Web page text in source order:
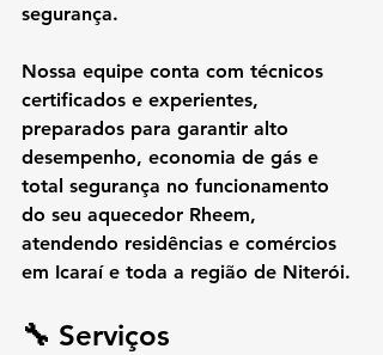
segurança.
Nossa equipe conta com técnicos
certificados e experientes,
preparados para garantir alto
desempenho, economia de gás e
total segurança no funcionamento
do seu aquecedor Rheem,
atendendo residências e comércios
em Icaraí e toda a região de Niterói.
🔧 Serviços